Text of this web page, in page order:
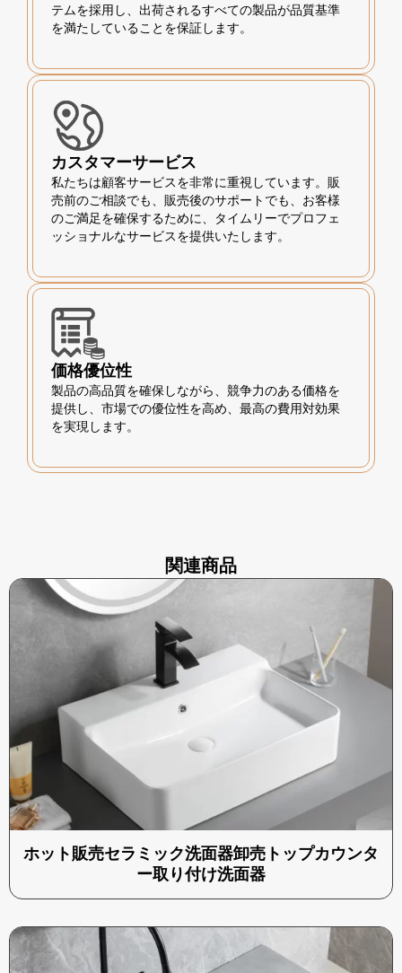
テムを採用し、出荷されるすべての製品が品質基準
を満たしていることを保証します。
カスタマーサービス
私たちは顧客サービスを非常に重視しています。販
売前のご相談でも、販売後のサポートでも、お客様
のご満足を確保するために、タイムリーでプロフェ
ッショナルなサービスを提供いたします。
価格優位性
製品の高品質を確保しながら、競争力のある価格を
提供し、市場での優位性を高め、最高の費用対効果
を実現します。
関連商品
ホット販売セラミック洗面器卸売トップカウンタ
ー取り付け洗面器